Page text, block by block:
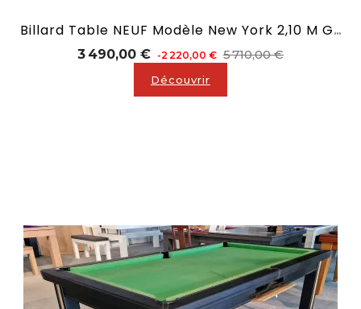
Billard Table NEUF Modèle New York 2,10 M Gamme Design
3 490,00 € Prix
de
base
-2 220,00 € 5 710,00 €Prix
Découvrir